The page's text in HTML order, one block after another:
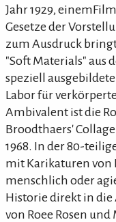
Jahr 1929,
Gesetze der
zum Ausdruck
"Soft Materials" aus
speziell
Labor für
Ambivalent ist die
Broodthaers'
1968. In der 80-
mit Karikaturen von
menschlich oder
Historie direkt in
von Roee Rosen